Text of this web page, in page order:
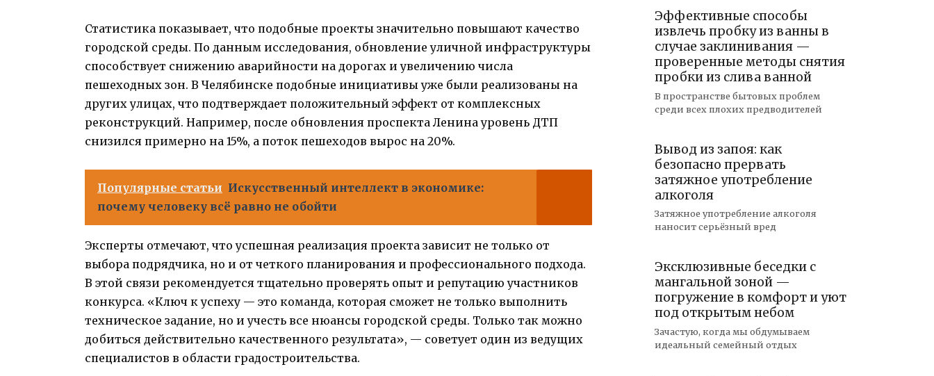
Статистика показывает, что подобные проекты значительно повышают качество
городской среды. По данным исследования, обновление уличной инфраструктуры
способствует снижению аварийности на дорогах и увеличению числа
пешеходных зон. В Челябинске подобные инициативы уже были реализованы на
других улицах, что подтверждает положительный эффект от комплексных
реконструкций. Например, после обновления проспекта Ленина уровень ДТП
снизился примерно на 15%, а поток пешеходов вырос на 20%.
Популярные статьи Искусственный интеллект в экономике:
почему человеку всё равно не обойти
Эксперты отмечают, что успешная реализация проекта зависит не только от
выбора подрядчика, но и от четкого планирования и профессионального подхода.
В этой связи рекомендуется тщательно проверять опыт и репутацию участников
конкурса. «Ключ к успеху — это команда, которая сможет не только выполнить
техническое задание, но и учесть все нюансы городской среды. Только так можно
добиться действительно качественного результата», — советует один из ведущих
специалистов в области градостроительства.
Эффективные способы
извлечь пробку из ванны в
случае заклинивания —
проверенные методы снятия
пробки из слива ванной
В пространстве бытовых проблем
среди всех плохих предводителей
Вывод из запоя: как
безопасно прервать
затяжное употребление
алкоголя
Затяжное употребление алкоголя
наносит серьёзный вред
Эксклюзивные беседки с
мангальной зоной —
погружение в комфорт и уют
под открытым небом
Зачастую, когда мы обдумываем
идеальный семейный отдых